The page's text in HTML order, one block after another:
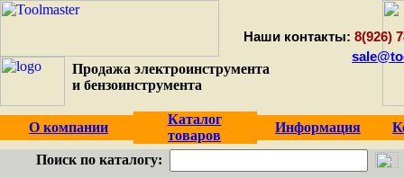
Продажа электроинструмента
и бензоинструмента
Наши контакты: 8(926)
О компании
Каталог
товаров
Информация
Поиск по каталогу: